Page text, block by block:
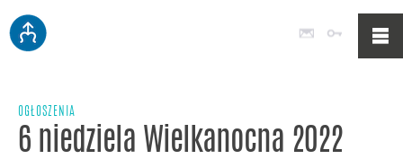
Poczta
OGŁOSZENIA
6 niedziela Wielkanocna 2022